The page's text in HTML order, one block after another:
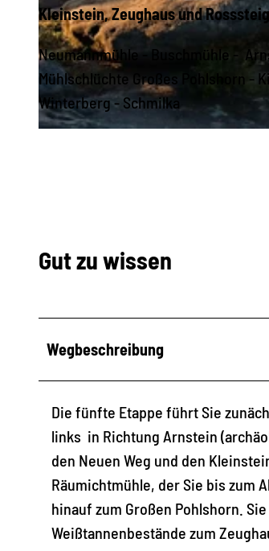
Kleinstein, Zeughaus und
Neumannmühle - Buschmühle -
Mühlschlüchte Großes Pohlshorn -
Winterberg - Schmilka
Gut zu wissen
Wegbeschreibung
Die fünfte Etappe führt Sie
links in Richtung Arnstein
den Neuen Weg und den
Räumichtmühle, der Sie bis zum
hinauf zum Großen Pohlshorn.
Weißtannenbestände zum